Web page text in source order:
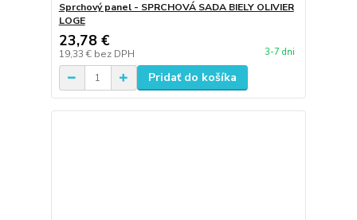
Sprchový panel - SPRCHOVÁ SADA BIELY OLIVIER
LOGE
23,78 €
19,33 € bez DPH 3-7 dni
Pridať do košíka